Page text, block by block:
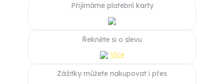
Přijímáme platební karty
Řekněte si o slevu
Více
Zážitky můžete nakupovat i přes